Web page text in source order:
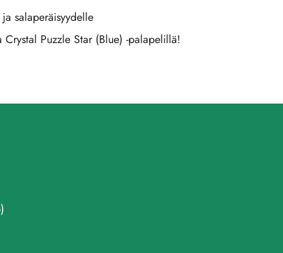
salaperäisyydelle
Puzzle Star (Blue) -palapelillä!